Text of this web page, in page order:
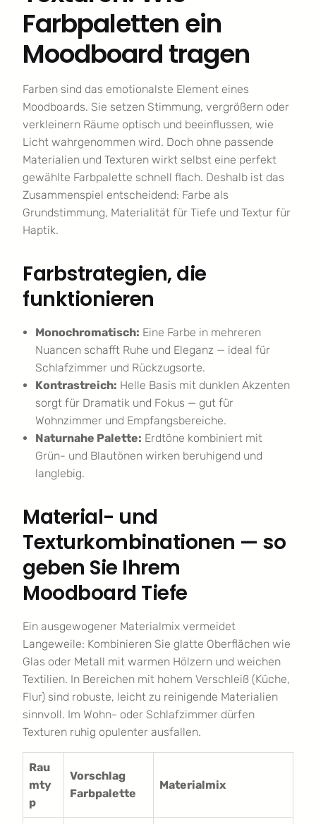
Farbpaletten ein
Moodboard tragen
Farben sind das emotionalste Element eines
Moodboards. Sie setzen Stimmung, vergrößern oder
verkleinern Räume optisch und beeinflussen, wie
Licht wahrgenommen wird. Doch ohne passende
Materialien und Texturen wirkt selbst eine perfekt
gewählte Farbpalette schnell flach. Deshalb ist das
Zusammenspiel entscheidend: Farbe als
Grundstimmung, Materialität für Tiefe und Textur für
Haptik.
Farbstrategien, die
funktionieren
Monochromatisch: Eine Farbe in mehreren
Nuancen schafft Ruhe und Eleganz — ideal für
Schlafzimmer und Rückzugsorte.
Kontrastreich: Helle Basis mit dunklen Akzenten
sorgt für Dramatik und Fokus — gut für
Wohnzimmer und Empfangsbereiche.
Naturnahe Palette: Erdtöne kombiniert mit
Grün- und Blautönen wirken beruhigend und
langlebig.
Material- und
Texturkombinationen — so
geben Sie Ihrem
Moodboard Tiefe
Ein ausgewogener Materialmix vermeidet
Langeweile: Kombinieren Sie glatte Oberflächen wie
Glas oder Metall mit warmen Hölzern und weichen
Textilien. In Bereichen mit hohem Verschleiß (Küche,
Flur) sind robuste, leicht zu reinigende Materialien
sinnvoll. Im Wohn- oder Schlafzimmer dürfen
Texturen ruhig opulenter ausfallen.
Rau
mty
p
Vorschlag
Farbpalette
Materialmix